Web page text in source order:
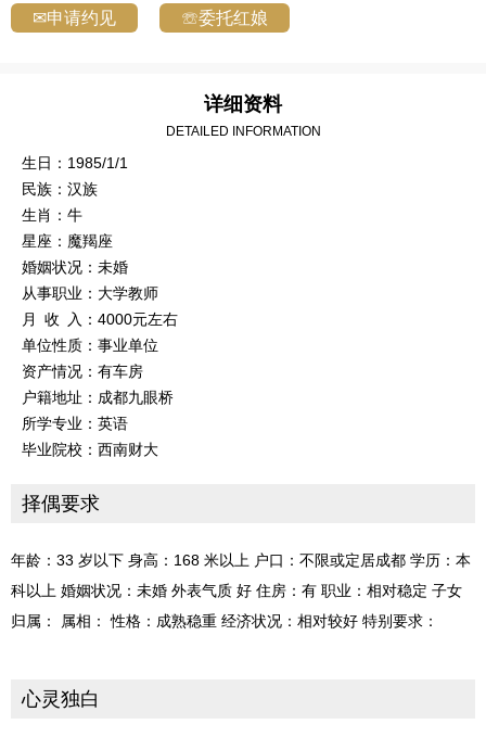
✉申请约见 ☏委托红娘
详细资料
DETAILED INFORMATION
生日：1985/1/1
民族：汉族
生肖：牛
星座：魔羯座
婚姻状况：未婚
从事职业：大学教师
月 收 入：4000元左右
单位性质：事业单位
资产情况：有车房
户籍地址：成都九眼桥
所学专业：英语
毕业院校：西南财大
择偶要求
年龄：33 岁以下 身高：168 米以上 户口：不限或定居成都 学历：本
科以上 婚姻状况：未婚 外表气质 好 住房：有 职业：相对稳定 子女
归属： 属相： 性格：成熟稳重 经济状况：相对较好 特别要求：
心灵独白